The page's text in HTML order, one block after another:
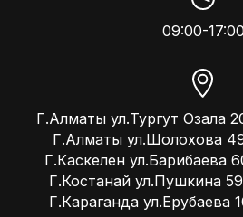
09:00-17:00
Г.Алматы ул.Тургут Озала
Г.Алматы ул.Шолохова
Г.Каскелен ул.Барибаева
Г.Костанай ул.Пушкина
Г.Караганда ул.Ерубаева